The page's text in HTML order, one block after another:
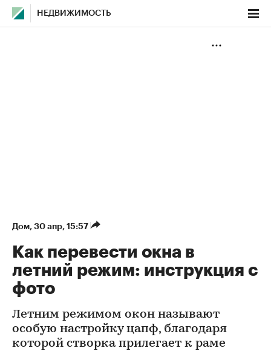
НЕДВИЖИМОСТЬ
Дом⁠, 30 апр, 15:57
Как перевести окна в
летний режим: инструкция с
фото
Летним режимом окон называют
особую настройку цапф, благодаря
которой створка прилегает к раме